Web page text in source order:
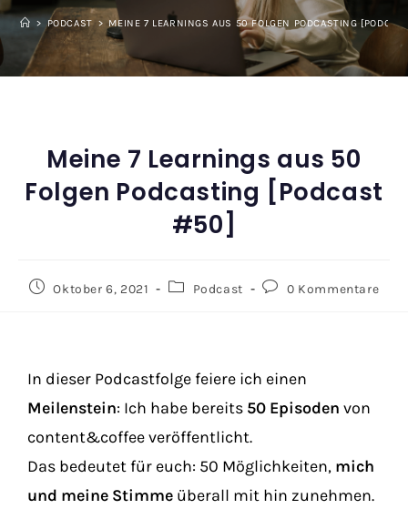
> PODCAST > MEINE 7 LEARNINGS AUS 50 FOLGEN PODCASTING
Meine 7 Learnings aus 50
Folgen Podcasting [Podcast
#50]
Oktober 6, 2021 Podcast 0 Kommentare
In dieser Podcastfolge feiere ich einen
Meilenstein: Ich habe bereits 50 Episoden von
content&coffee veröffentlicht.
Das bedeutet für euch: 50 Möglichkeiten, mich
und meine Stimme überall mit hin zunehmen.